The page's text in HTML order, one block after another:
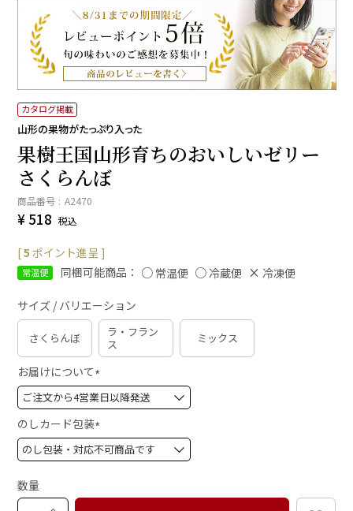
カタログ掲載
山形の果物がたっぷり入った
果樹王国山形育ちのおいしいゼリー
さくらんぼ
商品番号 A2470
¥ 518 税込
[5 ポイント進呈 ]
常温便 同梱可能商品： 常温便 冷蔵便 冷凍便
サイズ / バリエーション
さくらんぼ
ラ・フラン
ス
ミックス
お届けについて
(
必
須
)
のしカード包装
(
必
数量